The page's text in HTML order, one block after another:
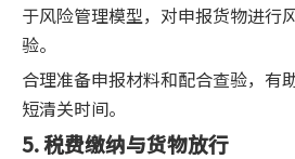
于风险管理模型，对申报货物进行
验。
合理准备申报材料和配合查验，有
短清关时间。
5. 税费缴纳与货物放行